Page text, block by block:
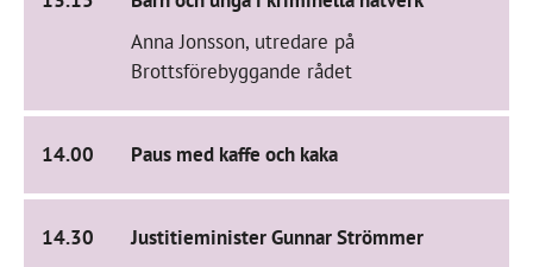
Anna Jonsson, utredare på
Brottsförebyggande rådet
14.00 Paus med kaffe och kaka
14.30 Justitieminister Gunnar Strömmer